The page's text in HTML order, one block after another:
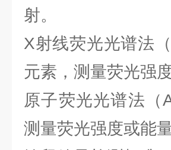
射。
X射线荧光光谱法
元素，测量荧光强
原子荧光光谱法（
测量荧光强度或能